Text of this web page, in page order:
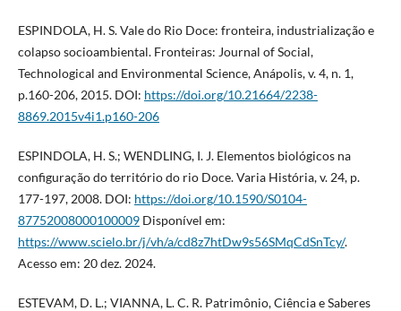
ESPINDOLA, H. S. Vale do Rio Doce: fronteira, industrialização e
colapso socioambiental. Fronteiras: Journal of Social,
Technological and Environmental Science, Anápolis, v. 4, n. 1,
p.160-206, 2015. DOI: https://doi.org/10.21664/2238-
8869.2015v4i1.p160-206
ESPINDOLA, H. S.; WENDLING, I. J. Elementos biológicos na
configuração do território do rio Doce. Varia História, v. 24, p.
177-197, 2008. DOI: https://doi.org/10.1590/S0104-
87752008000100009Disponível em:
https://www.scielo.br/j/vh/a/cd8z7htDw9s56SMqCdSnTcy/.
Acesso em: 20 dez. 2024.
ESTEVAM, D. L.; VIANNA, L. C. R. Patrimônio, Ciência e Saberes